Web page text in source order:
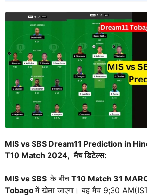
MIS vs SBS Dream11 Prediction in
T10 Match 2024, मैच डिटेल्स:
MIS vs SBSके बीच T10 Match 31
Tobagoमें खेला जाएगा। यह मैच 9;30